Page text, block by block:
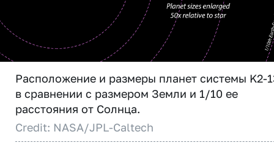
Расположение и размеры планет системы K2-
в сравнении с размером Земли и 1/10 ее
расстояния от Солнца.
Credit: NASA/JPL-Caltech